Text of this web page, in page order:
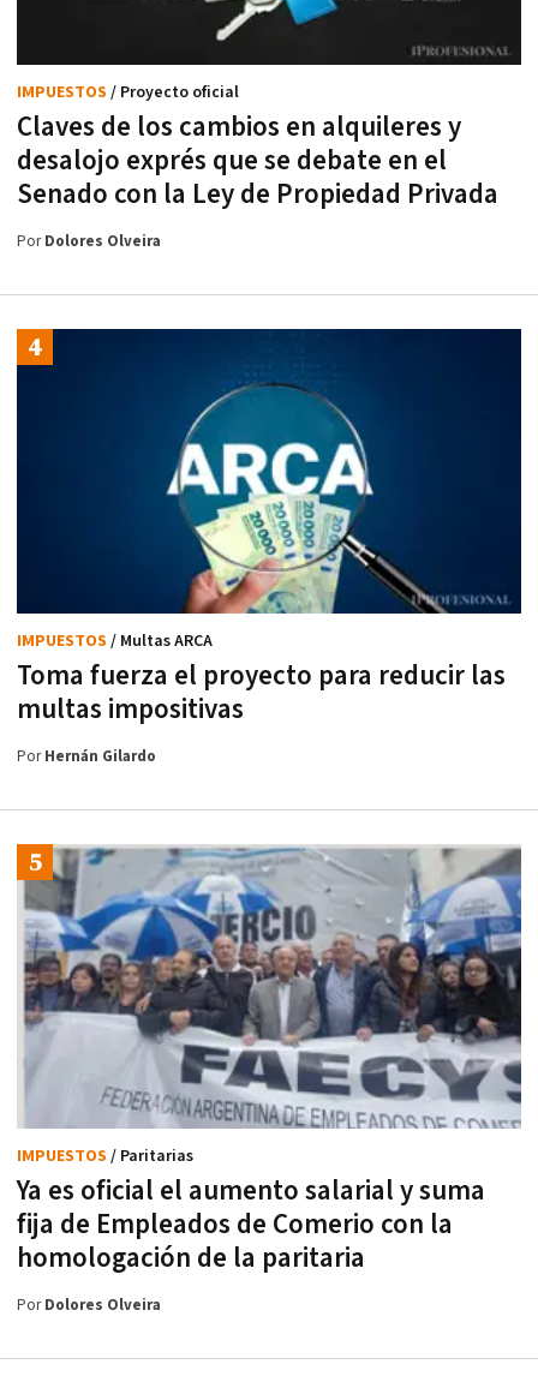
Claves de los cambios en alquileres y
desalojo exprés que se debate en el
Senado con la Ley de Propiedad Privada
IMPUESTOS / Proyecto oficial
PorDolores Olveira
Toma fuerza el proyecto para reducir las
multas impositivas
IMPUESTOS / Multas ARCA
PorHernán Gilardo
Ya es oficial el aumento salarial y suma
fija de Empleados de Comerio con la
homologación de la paritaria
IMPUESTOS / Paritarias
PorDolores Olveira